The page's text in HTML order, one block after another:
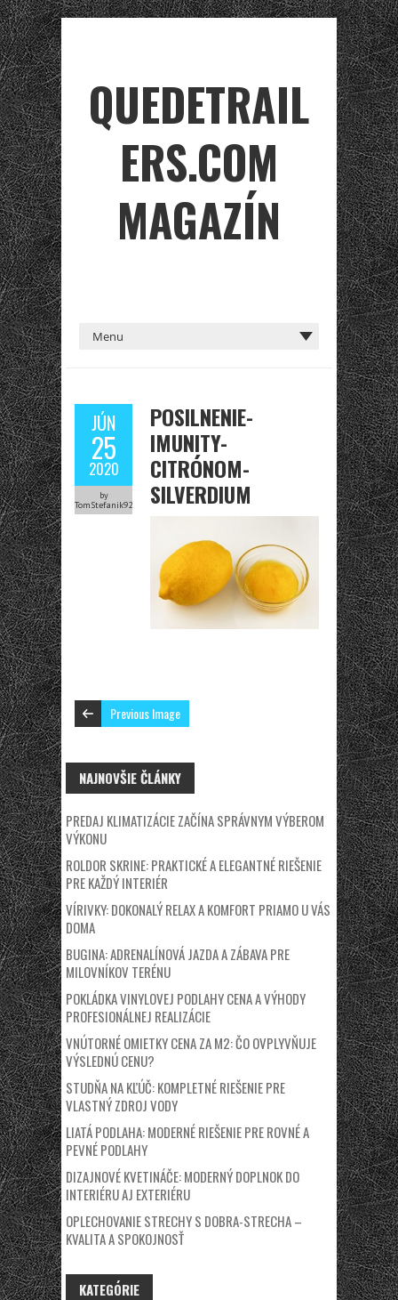
QUEDETRAIL
ERS.COM
MAGAZÍN
JÚN
25
2020
by
TomStefanik92
POSILNENIE-
IMUNITY-
CITRÓNOM-
SILVERDIUM
Previous Image
NAJNOVŠIE ČLÁNKY
PREDAJ KLIMATIZÁCIE ZAČÍNA SPRÁVNYM VÝBEROM
VÝKONU
ROLDOR SKRINE: PRAKTICKÉ A ELEGANTNÉ RIEŠENIE
PRE KAŽDÝ INTERIÉR
VÍRIVKY: DOKONALÝ RELAX A KOMFORT PRIAMO U VÁS
DOMA
BUGINA: ADRENALÍNOVÁ JAZDA A ZÁBAVA PRE
MILOVNÍKOV TERÉNU
POKLÁDKA VINYLOVEJ PODLAHY CENA A VÝHODY
PROFESIONÁLNEJ REALIZÁCIE
VNÚTORNÉ OMIETKY CENA ZA M2: ČO OVPLYVŇUJE
VÝSLEDNÚ CENU?
STUDŇA NA KĽÚČ: KOMPLETNÉ RIEŠENIE PRE
VLASTNÝ ZDROJ VODY
LIATÁ PODLAHA: MODERNÉ RIEŠENIE PRE ROVNÉ A
PEVNÉ PODLAHY
DIZAJNOVÉ KVETINÁČE: MODERNÝ DOPLNOK DO
INTERIÉRU AJ EXTERIÉRU
OPLECHOVANIE STRECHY S DOBRA-STRECHA –
KVALITA A SPOKOJNOSŤ
KATEGÓRIE